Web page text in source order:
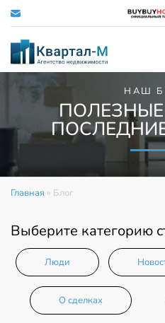
НАШ
Главная » Блог
Выберите категорию
Люди
О сделках